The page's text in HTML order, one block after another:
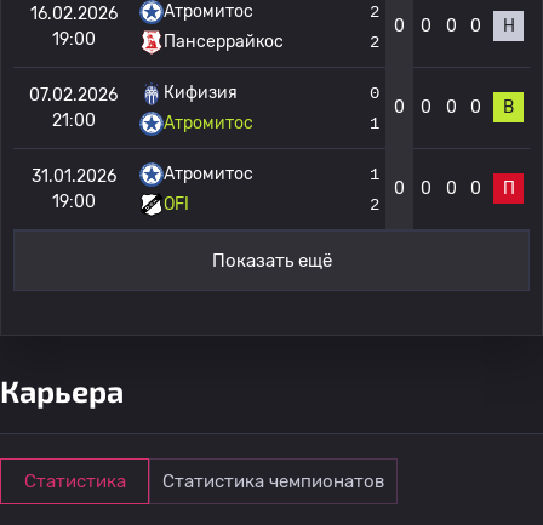
16.02.2026
19:00
Атромитос
Пансеррайкос
2
2
0 0 0 0 Н
07.02.2026
21:00
Кифизия
Атромитос
0
1
0 0 0 0 В
31.01.2026
19:00
Атромитос
OFI
1
2
0 0 0 0 П
Показать ещё
Карьера
Статистика Статистика чемпионатов